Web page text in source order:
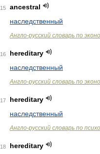
15
ancestral
наследственный
Англо-русский словарь по
16
hereditary
наследственный
Англо-русский словарь по
17
hereditary
наследственный
Англо-русский словарь по
18
hereditary